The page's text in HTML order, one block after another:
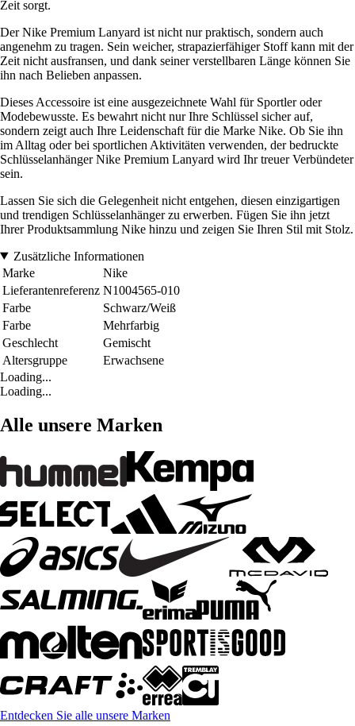
Zeit sorgt.
Der Nike Premium Lanyard ist nicht nur praktisch, sondern auch
angenehm zu tragen. Sein weicher, strapazierfähiger Stoff kann mit der
Zeit nicht ausfransen, und dank seiner verstellbaren Länge können Sie
ihn nach Belieben anpassen.
Dieses Accessoire ist eine ausgezeichnete Wahl für Sportler oder
Modebewusste. Es bewahrt nicht nur Ihre Schlüssel sicher auf,
sondern zeigt auch Ihre Leidenschaft für die Marke Nike. Ob Sie ihn
im Alltag oder bei sportlichen Aktivitäten verwenden, der bedruckte
Schlüsselanhänger Nike Premium Lanyard wird Ihr treuer Verbündeter
sein.
Lassen Sie sich die Gelegenheit nicht entgehen, diesen einzigartigen
und trendigen Schlüsselanhänger zu erwerben. Fügen Sie ihn jetzt
Ihrer Produktsammlung Nike hinzu und zeigen Sie Ihren Stil mit Stolz.
Zusätzliche Informationen
Marke
Nike
Lieferantenreferenz N1004565-010
Farbe
Schwarz/Weiß
Farbe
Mehrfarbig
Geschlecht
Gemischt
Altersgruppe
Erwachsene
Loading...
Loading...
Alle unsere Marken
Entdecken Sie alle unsere Marken